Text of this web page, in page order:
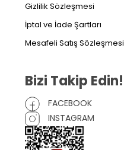
Gizlilik Sözleşmesi
İptal ve İade Şartları
Mesafeli Satış Sözleşmesi
Bizi Takip Edin!
FACEBOOK
INSTAGRAM